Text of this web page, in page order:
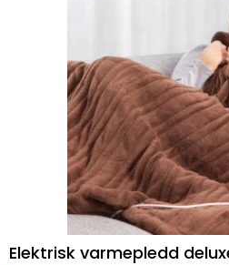
Elektrisk varmepledd